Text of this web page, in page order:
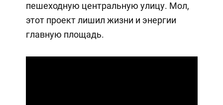
пешеходную центральную улицу. Мол,
этот проект лишил жизни и энергии
главную площадь.